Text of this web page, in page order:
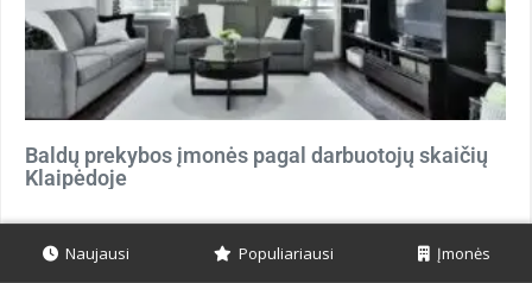
Baldų prekybos įmonės pagal darbuotojų skaičių
Klaipėdoje
Naujausi Populiariausi Įmonės